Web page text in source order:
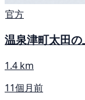
官方
温泉津町太田
1.4 km
11個月前